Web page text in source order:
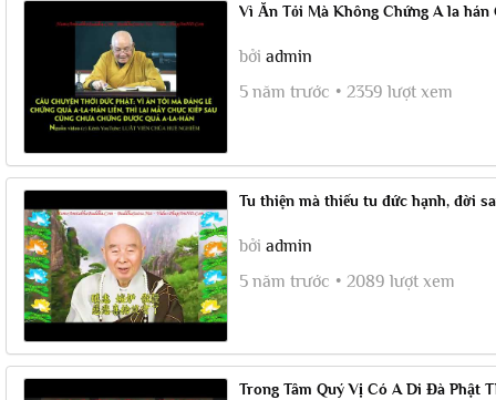
Vì Ăn Tỏi Mà Không Chứng A la
bởi admin
5 năm trước
2359 lượt xem
Tu thiện mà thiếu tu đức hạnh, đời
bởi admin
5 năm trước
2089 lượt xem
Trong Tâm Quý Vị Có A Di Đà Phật